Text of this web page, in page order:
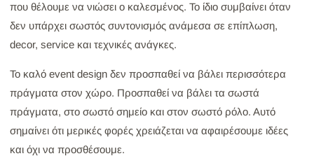
που θέλουμε να νιώσει ο καλεσμένος. Το ίδιο συμβαίνει όταν
δεν υπάρχει σωστός συντονισμός ανάμεσα σε επίπλωση,
decor, service και τεχνικές ανάγκες.
Το καλό event design δεν προσπαθεί να βάλει περισσότερα
πράγματα στον χώρο. Προσπαθεί να βάλει τα σωστά
πράγματα, στο σωστό σημείο και στον σωστό ρόλο. Αυτό
σημαίνει ότι μερικές φορές χρειάζεται να αφαιρέσουμε ιδέες
και όχι να προσθέσουμε.